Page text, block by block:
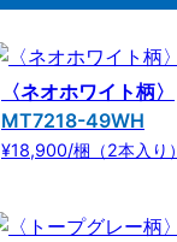
〈ネオホワイト柄〉
MT7218-49WH
¥18,900/梱（2本入り）